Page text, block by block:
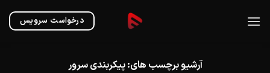
درخواست سرویس
آرشیو برچسب های:پیکربندی سرور